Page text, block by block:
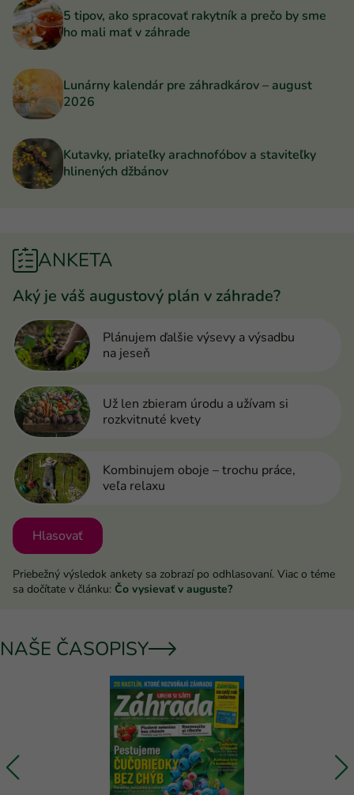
5 tipov, ako spracovať rakytník a prečo by sme
ho mali mať v záhrade
Lunárny kalendár pre záhradkárov – august
2026
Kutavky, priateľky arachnofóbov a staviteľky
hlinených džbánov
ANKETA
Aký je váš augustový plán v záhrade?
Plánujem ďalšie výsevy a výsadbu
na jeseň
Už len zbieram úrodu a užívam si
rozkvitnuté kvety
Kombinujem oboje – trochu práce,
veľa relaxu
Hlasovať
Priebežný výsledok ankety sa zobrazí po odhlasovaní. Viac o téme
sa dočítate v článku: Čo vysievať v auguste?
NAŠE ČASOPISY